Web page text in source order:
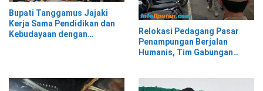
Bupati Tanggamus Jajaki
Kerja Sama Pendidikan dan
Kebudayaan dengan
Relokasi Pedagang Pasar
Penampungan Berjalan
Humanis, Tim Gabungan